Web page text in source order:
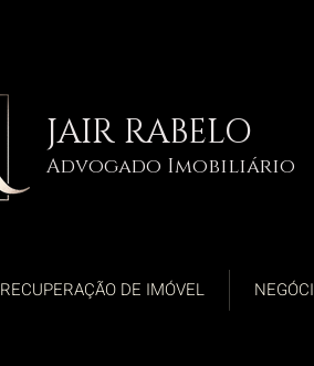
JAIR RABELO
Advogado Imobiliário
RECUPERAÇÃO DE IMÓVEL